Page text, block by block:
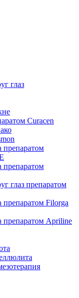
глаз
Curacen
препаратом
препаратом
глаз препаратом
препаратом Filorga
препаратом Apriline